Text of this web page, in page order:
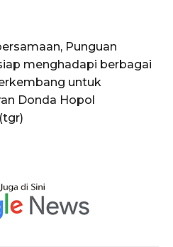
Punguan
menghadapi berbagai
untuk
Donda Hopol